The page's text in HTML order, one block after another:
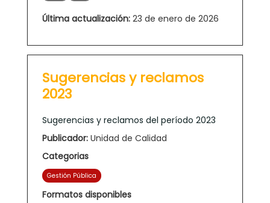
Última actualización: 23 de enero de 2026
Sugerencias y reclamos
2023
Sugerencias y reclamos del período 2023
Publicador: Unidad de Calidad
Categorias
Gestión Pública
Formatos disponibles